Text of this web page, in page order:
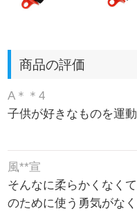
商品の評価
A＊＊4
子供が好きなものを運
風**宣
そんなに柔らかくなく
のために使う勇気がな